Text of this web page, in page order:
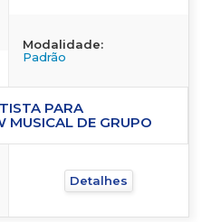
Modalidade:
Padrão
PARA
MUSICAL DE GRUPO
Detalhes